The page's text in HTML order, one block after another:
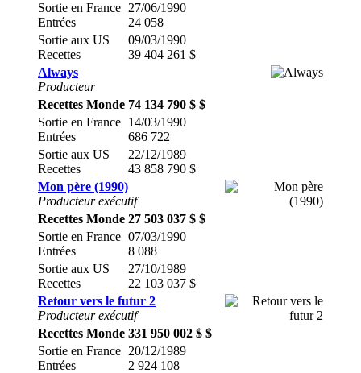
Sortie en France
Entrées
27/06/1990
24 058
Sortie aux US
Recettes
09/03/1990
39 404 261 $
Always
Producteur
Recettes Monde 74 134 790 $ $
Sortie en France
Entrées
14/03/1990
686 722
Sortie aux US
Recettes
22/12/1989
43 858 790 $
Mon père (1990)
Producteur exécutif
Recettes Monde 27 503 037 $ $
Sortie en France
Entrées
07/03/1990
8 088
Sortie aux US
Recettes
27/10/1989
22 103 037 $
Retour vers le futur 2
Producteur exécutif
Recettes Monde 331 950 002 $ $
Sortie en France
Entrées
20/12/1989
2 924 108